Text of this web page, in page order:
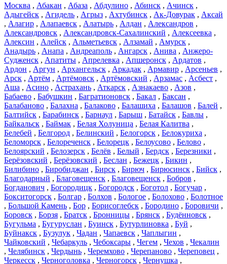
Москва , Абакан , Абаза , Абдулино , Абинск , Ачинск ,
Адыгейск , Агидель , Агрыз , Ахтубинск , Ак-Довурак , Аксай
, Алагир , Алапаевск , Алатырь , Алдан , Александров ,
Александровск , Александровск-Сахалинский , Алексеевка ,
Алексин , Алейск , Альметьевск , Алзамай , Амурск ,
Анадырь , Анапа , Андреаполь , Ангарск , Анива , Анжеро-
Судженск , Апатиты , Апрелевка , Апшеронск , Ардатов ,
Ардон , Аргун , Архангельск , Аркадак , Армавир , Арсеньев ,
Арск , Артём , Артёмовск , Артёмовский , Арзамас , Асбест ,
Аша , Асино , Астрахань , Аткарск , Азнакаево , Азов ,
Бабаево , Бабушкин , Багратионовск , Бакал , Баксан ,
Балабаново , Балахна , Балаково , Балашиха , Балашов , Балей ,
Балтийск , Барабинск , Барнаул , Барыш , Батайск , Бавлы ,
Байкальск , Баймак , Белая Холуница , Белая Калитва ,
Белебей , Белгород , Белинский , Белогорск , Белокуриха ,
Беломорск , Белореченск , Белорецк , Белоусово , Белово ,
Белоярский , Белозерск , Белёв , Белый , Бердск , Березники ,
Берёзовский , Берёзовский , Беслан , Бежецк , Бикин ,
Билибино , Биробиджан , Бирск , Бирюч , Бирюсинск , Бийск ,
Благодарный , Благовещенск , Благовещенск , Бобров ,
Богданович , Богородицк , Богородск , Боготол , Богучар ,
Бокситогорск , Болгар , Болхов , Бологое , Болохово , Болотное
, Большой Камень , Бор , Борисоглебск , Бородино , Боровичи ,
Боровск , Борзя , Братск , Бронницы , Брянск , Будённовск ,
Бугульма , Бугуруслан , Буинск , Бутурлиновка , Буй ,
Буйнакск , Бузулук , Чадан , Чапаевск , Чаплыгин ,
Чайковский , Чебаркуль , Чебоксары , Чегем , Чехов , Чекалин
, Челябинск , Чердынь , Черемхово , Черепаново , Череповец ,
Черкесск , Черноголовка , Черногорск , Чернушка ,